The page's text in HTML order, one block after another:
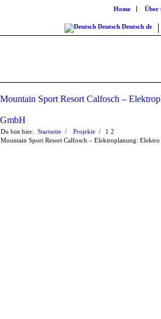
Home Über
Deutsch Deutsch de
Mountain Sport Resort Calfosch –
GmbH
Du bist hier: Startseite 1
/ Projekte 2
/
Mountain Sport Resort Calfosch – Elektroplanung: Elektro